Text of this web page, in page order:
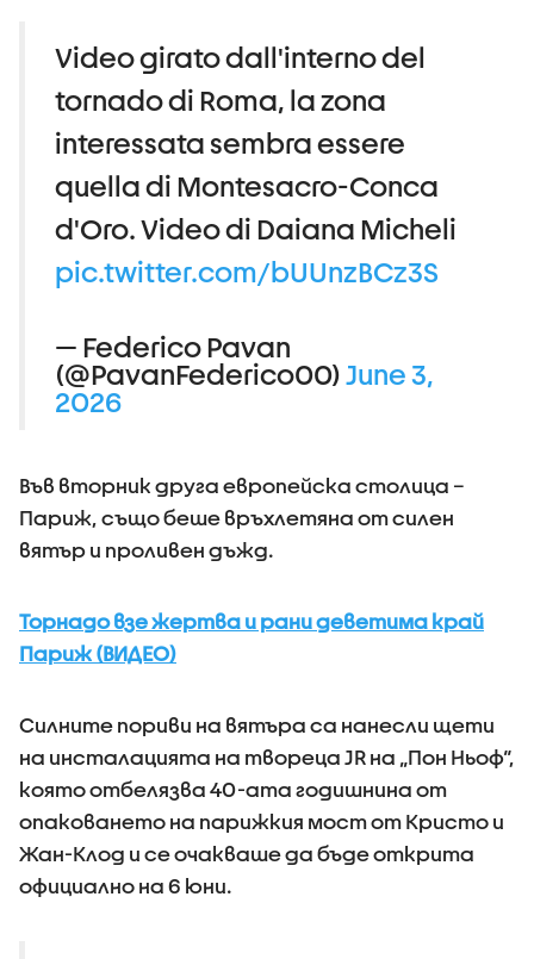
Video girato dall'interno del
tornado di Roma, la zona
interessata sembra essere
quella di Montesacro-Conca
d'Oro. Video di Daiana Micheli
pic.twitter.com/bUUnzBCz3S
— Federico Pavan
(@PavanFederico00)June 3,
2026
Във вторник друга европейска столица –
Париж, също беше връхлетяна от силен
вятър и проливен дъжд.
Торнадо взе жертва и рани деветима край
Париж (ВИДЕО)
Силните пориви на вятъра са нанесли щети
на инсталацията на твореца JR на „Пон Ньоф“,
която отбелязва 40-ата годишнина от
опаковането на парижкия мост от Кристо и
Жан-Клод и се очакваше да бъде открита
официално на 6 юни.